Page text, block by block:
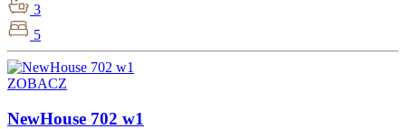
3
5
ZOBACZ
NewHouse 702 w1